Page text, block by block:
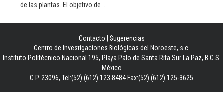
de las plantas. El objetivo de ...
Contacto
Sugerencias
Centro de Investigaciones Biológicas del Noroeste, s.c.
Instituto Politécnico Nacional 195, Playa Palo de Santa Rita Sur La Paz, B.C.S.
México
C.P. 23096, Tel:(52) (612) 123-8484 Fax:(52) (612) 125-3625